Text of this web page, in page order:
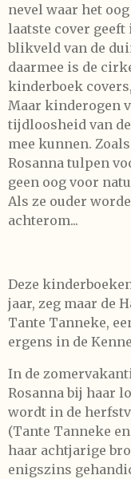
nevel waar het
laatste cover
blikveld van de
daarmee is de
kinderboek
Maar kinderogen
tijdloosheid van
mee kunnen.
Rosanna tulpen
geen oog voor
Als ze ouder
achterom...
Deze
jaar, zeg maar de
Tante Tanneke,
ergens in de
In de
Rosanna bij haar
wordt in de
(Tante Tanneke
haar achtjarige
enigszins